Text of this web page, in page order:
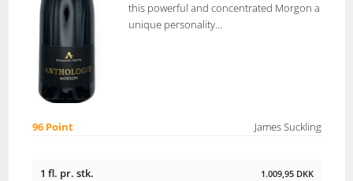
this powerful and concentrated Morgon a
unique personality...
96 Point James Suckling
1 fl. pr. stk. 1.009,95 DKK